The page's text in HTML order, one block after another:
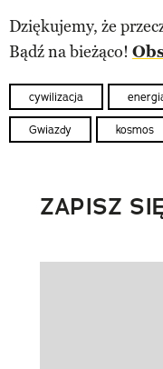
Dziękujemy, że
Bądź na bieżąco!
cywilizacja
Gwiazdy kosmos
ZAPISZ